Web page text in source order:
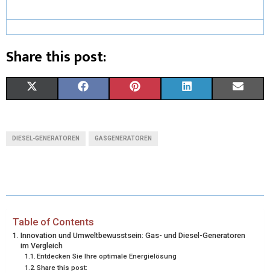
Share this post:
T
T
E
R
O
K
R
S
T
D
N
DIESEL-GENERATOREN GASGENERATOREN
Table of Contents
Innovation und Umweltbewusstsein: Gas- und Diesel-Generatoren
im Vergleich
Entdecken Sie Ihre optimale Energielösung
Share this post: